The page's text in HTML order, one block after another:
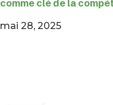
comme clé de la
mai 28, 2025